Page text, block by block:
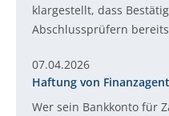
klargestellt, dass
Abschlussprüfern
07.04.2026
Haftung von
Wer sein Bankkonto für